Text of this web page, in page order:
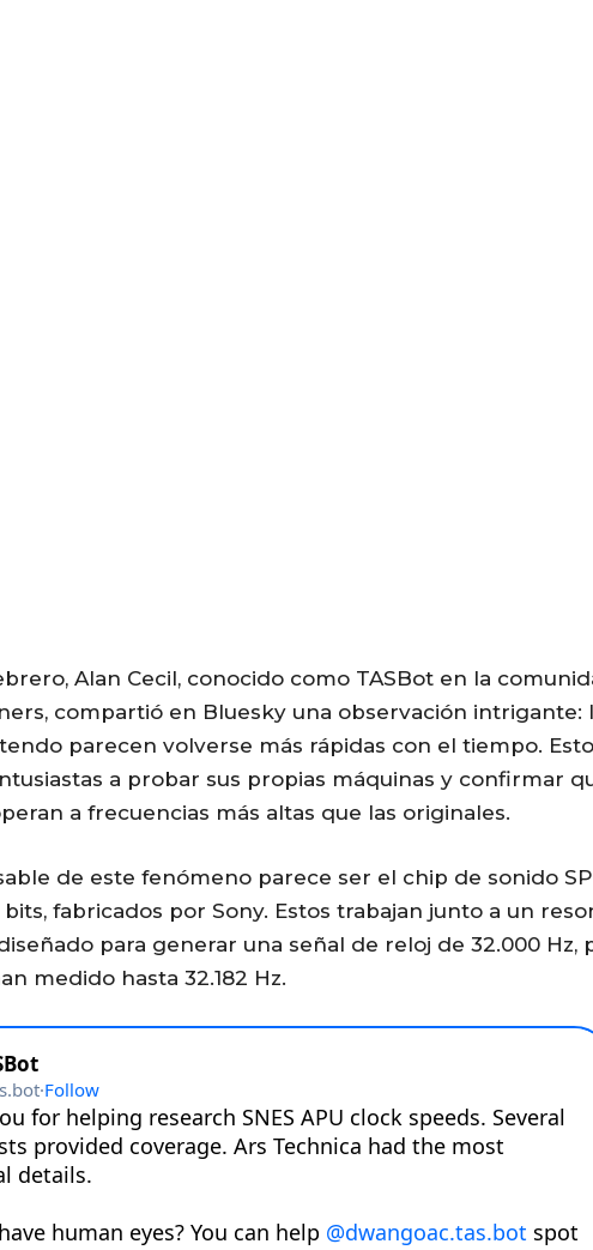
Alan Cecil, conocido como TASBot en la
compartió en Bluesky una observación intrigante:
parecen volverse más rápidas con el tiempo.
a probar sus propias máquinas y confirmar
a frecuencias más altas que las originales.
de este fenómeno parece ser el chip de sonido
bits, fabricados por Sony. Estos trabajan junto a un
para generar una señal de reloj de 32.000 Hz,
medido hasta 32.182 Hz.